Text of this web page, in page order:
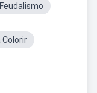
Colorir